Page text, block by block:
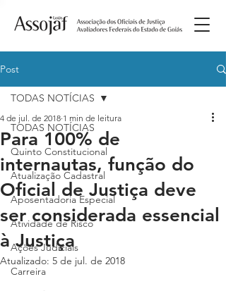
Post
TODAS NOTÍCIAS
Quinto Constitucional
Atualização Cadastral
Aposentadoria Especial
Atividade de Risco
Ações Judiciais
Carreira
TODAS NOTÍCIAS
Para 100% de
internautas, função do
Oficial de Justiça deve
ser considerada essencial
à Justiça
4 de jul. de 2018 1 min de leitura
Atualizado: 5 de jul. de 2018